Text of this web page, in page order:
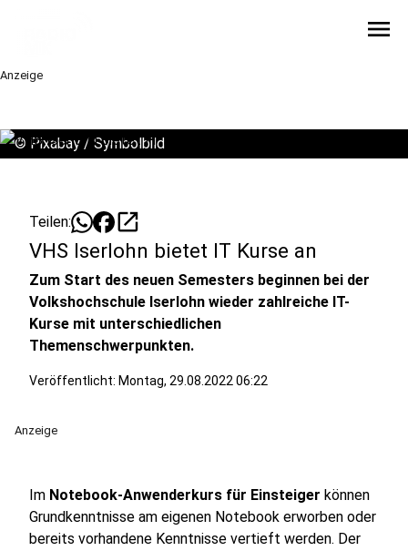
menu
Anzeige
© Pixabay / Symbolbild
Teilen: open_in_new
VHS Iserlohn bietet IT Kurse an
Zum Start des neuen Semesters beginnen bei der
Volkshochschule Iserlohn wieder zahlreiche IT-
Kurse mit unterschiedlichen
Themenschwerpunkten.
Veröffentlicht: Montag, 29.08.2022 06:22
Anzeige
Im Notebook-Anwenderkurs für Einsteiger können
Grundkenntnisse am eigenen Notebook erworben oder
bereits vorhandene Kenntnisse vertieft werden. Der